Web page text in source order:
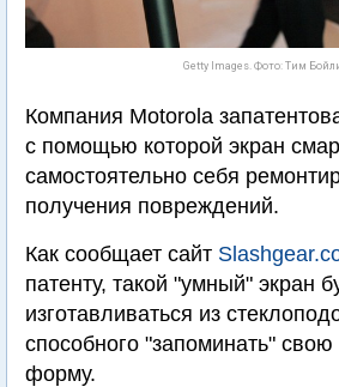
Getty Images. Фото: Тим
Компания Motorola
с помощью которой экран
самостоятельно себя
получения повреждений.
Как сообщает сайт
патенту, такой "умный" экран
изготавливаться из
способного "запоминать"
форму.